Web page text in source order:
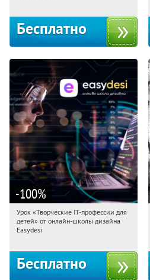
Бесплатно
-100%
12:10:16 Получили:53
Россия
Урок «Творческие IT-профессии для
детей» от онлайн-школы дизайна
Easydesi
Бесплатно